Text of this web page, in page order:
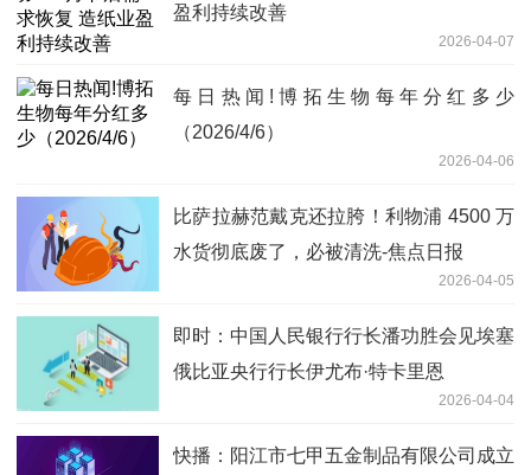
盈利持续改善
2026-04-07
每日热闻!博拓生物每年分红多少
（2026/4/6）
2026-04-06
比萨拉赫范戴克还拉胯！利物浦 4500 万
水货彻底废了，必被清洗-焦点日报
2026-04-05
即时：中国人民银行行长潘功胜会见埃塞
俄比亚央行行长伊尤布·特卡里恩
2026-04-04
快播：阳江市七甲五金制品有限公司成立